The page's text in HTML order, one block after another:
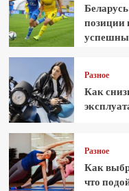
позиции
Разное
Как
Разное
Как
что